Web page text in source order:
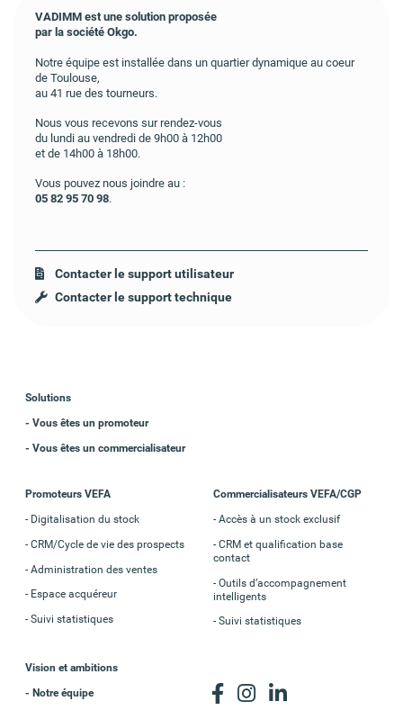
VADIMM est une solution proposée
par la société Okgo.
Notre équipe est installée dans un quartier dynamique au coeur
de Toulouse,
au 41 rue des tourneurs.
Nous vous recevons sur rendez-vous
du lundi au vendredi de 9h00 à 12h00
et de 14h00 à 18h00.
Vous pouvez nous joindre au :
05 82 95 70 98.
Contacter le support utilisateur
Contacter le support technique
Solutions
- Vous êtes un promoteur
- Vous êtes un commercialisateur
Promoteurs VEFA
Digitalisation du stock
CRM/Cycle de vie des prospects
Administration des ventes
Espace acquéreur
Suivi statistiques
Commercialisateurs VEFA/CGP
Accès à un stock exclusif
CRM et qualification base
contact
Outils d’accompagnement
intelligents
Suivi statistiques
Vision et ambitions
- Notre équipe